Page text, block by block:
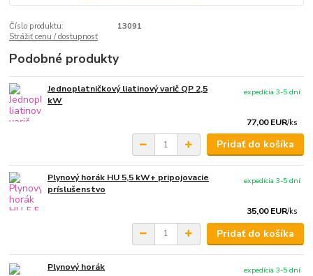
Číslo produktu:
13091
Strážiť cenu / dostupnosť
Podobné produkty
Jednoplatničkový liatinový varič QP 2,5
kW
77,00 EUR/ks
expedícia 3-5 dní
Pridať do košíka
Plynový horák HU 5,5 kW+ pripojovacie
príslušenstvo
35,00 EUR/ks
expedícia 3-5 dní
Pridať do košíka
Plynový horák
expedícia 3-5 dní